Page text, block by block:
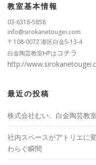
教室基本情報
03-6318-5858
info@sirokanetougei.com
〒108-0072 港区白金5-13-4
白金陶芸教室HPはコチラ
http://
最近の投稿
株式会社むい、白金陶芸教室
社内スペースがアトリエに
わらぐ瞬間